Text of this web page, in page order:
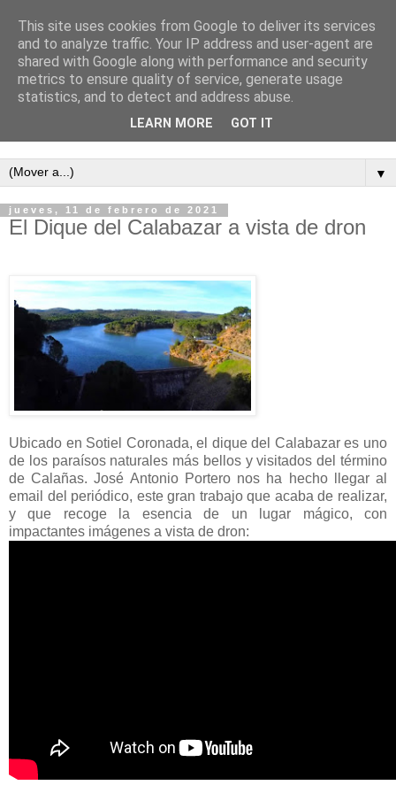
Semanario independiente de Calañas
▼
jueves, 11 de febrero de 2021
El Dique del Calabazar a vista de dron
Ubicado en Sotiel Coronada, el dique del Calabazar es uno
de los paraísos naturales más bellos y visitados del término
de Calañas. José Antonio Portero nos ha hecho llegar al
email del periódico, este gran trabajo que acaba de realizar,
y que recoge la esencia de un lugar mágico, con
impactantes imágenes a vista de dron:
This site uses cookies from Google to deliver its services
and to analyze traffic. Your IP address and user-agent are
shared with Google along with performance and security
metrics to ensure quality of service, generate usage
statistics, and to detect and address abuse.
LEARN MORE GOT IT